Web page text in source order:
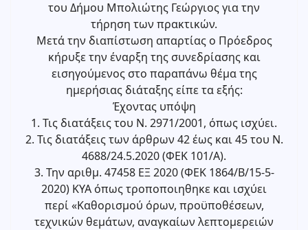
του Δήμου Μπολιώτης Γεώργιος για την
τήρηση των πρακτικών.
Μετά την διαπίστωση απαρτίας ο Πρόεδρος
κήρυξε την έναρξη της συνεδρίασης και
εισηγούμενος στο παραπάνω θέμα της
ημερήσιας διάταξης είπε τα εξής:
Έχοντας υπόψη
1. Τις διατάξεις του Ν. 2971/2001, όπως ισχύει.
2. Τις διατάξεις των άρθρων 42 έως και 45 του Ν.
4688/24.5.2020 (ΦΕΚ 101/Α).
3. Την αριθμ. 47458 ΕΞ 2020 (ΦΕΚ 1864/Β/15-5-
2020) ΚΥΑ όπως τροποποιηθηκε και ισχύει
περί «Καθορισμού όρων, προϋποθέσεων,
τεχνικών θεμάτων, αναγκαίων λεπτομερειών